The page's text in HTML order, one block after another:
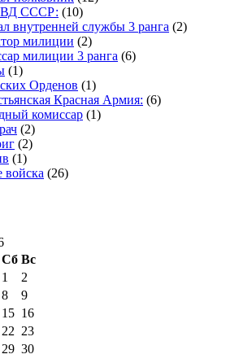
СССР: (10)
внутренней службы 3 ранга (2)
милиции (2)
милиции 3 ранга (6)
(1)
Орденов (1)
Красная Армия: (6)
комиссар (1)
(2)
(2)
(1)
войска (26)
Сб Вс
1
2
8
9
15 16
22 23
29 30